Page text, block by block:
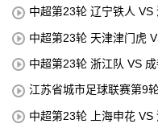
中超第23轮 辽宁铁人 VS
中超第23轮 天津津门虎
中超第23轮 浙江队 VS
江苏省城市足球联赛第9
中超第23轮 上海申花 VS